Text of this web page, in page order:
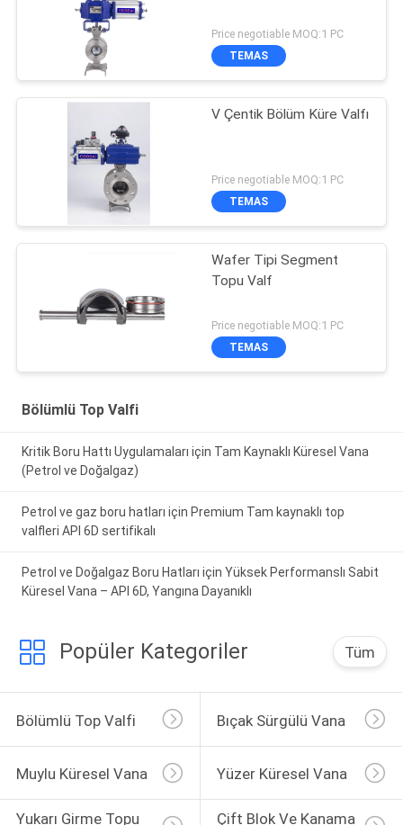
Price negotiable MOQ:1 PC
TEMAS
V Çentik Bölüm Küre Valfı
Price negotiable MOQ:1 PC
TEMAS
Wafer Tipi Segment
Topu Valf
Price negotiable MOQ:1 PC
TEMAS
Bölümlü Top Valfi
Kritik Boru Hattı Uygulamaları için Tam Kaynaklı Küresel Vana
(Petrol ve Doğalgaz)
Petrol ve gaz boru hatları için Premium Tam kaynaklı top
valfleri API 6D sertifikalı
Petrol ve Doğalgaz Boru Hatları için Yüksek Performanslı Sabit
Küresel Vana – API 6D, Yangına Dayanıklı
Popüler Kategoriler Tüm
Bölümlü Top Valfi Bıçak Sürgülü Vana
Muylu Küresel Vana Yüzer Küresel Vana
Yukarı Girme Topu Çift Blok Ve Kanama